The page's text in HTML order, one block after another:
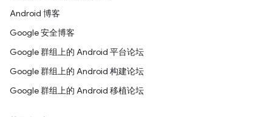
Android 博客
Google 安全博客
Google 群组上的 Android 平台论坛
Google 群组上的 Android 构建论坛
Google 群组上的 Android 移植论坛